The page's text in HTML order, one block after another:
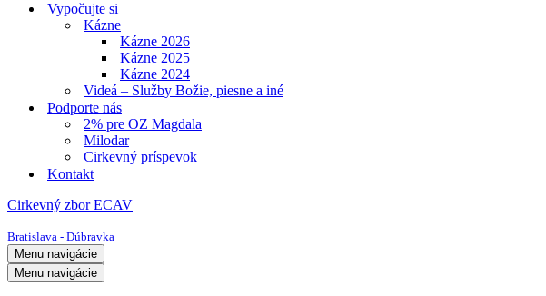
Vypočujte si
Kázne
Kázne 2026
Kázne 2025
Kázne 2024
Videá – Služby Božie, piesne a iné
Podporte nás
2% pre OZ Magdala
Milodar
Cirkevný príspevok
Kontakt
Cirkevný zbor ECAV
Bratislava - Dúbravka
Menu navigácie
Menu navigácie